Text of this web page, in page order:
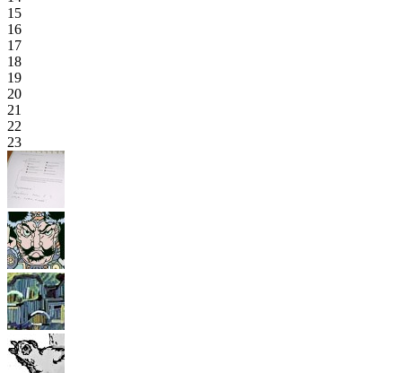
15
16
17
18
19
20
21
22
23